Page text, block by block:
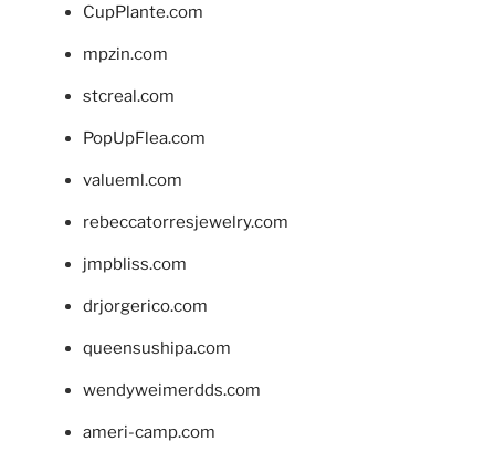
CupPlante.com
mpzin.com
stcreal.com
PopUpFlea.com
valueml.com
rebeccatorresjewelry.com
jmpbliss.com
drjorgerico.com
queensushipa.com
wendyweimerdds.com
ameri-camp.com